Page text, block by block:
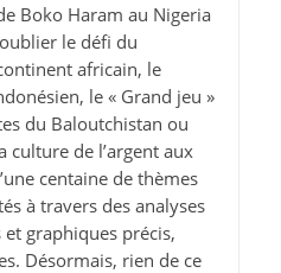
Boko Haram au Nigeria
le défi du
africain, le
le « Grand jeu »
du Baloutchistan ou
culture de l’argent aux
centaine de thèmes
à travers des analyses
graphiques précis,
Désormais, rien de ce